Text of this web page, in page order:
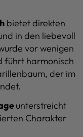
bietet direkten
in den liebevoll
vor wenigen
führt harmonisch
der im
unterstreicht
Charakter